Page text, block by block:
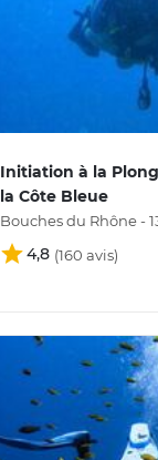
Initiation à la
la Côte Bleue
Bouches du Rhône -
4,8